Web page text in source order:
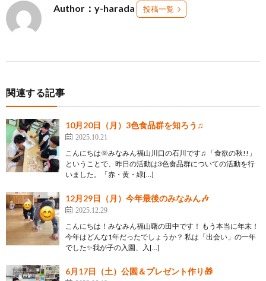
Author：y-harada 投稿一覧
関連する記事
10月20日（月）3色食品群を知ろう♫
2025.10.21
こんにちは🌞みなみん福山川口の石川です♫ 「食欲の秋!!」
ということで、昨日の活動は3色食品群についての活動を行
いました。「赤・黄・緑[…]
12月29日（月）今年最後のみなみん🎶
2025.12.29
こんにちは！みなみん福山曙の田中です！ もう本当に年末！
今年はどんな1年だったでしょうか？ 私は「出会い」の一年
でした✨我が子の入園、入[…]
6月17日（土）公園＆プレゼント作り🎁